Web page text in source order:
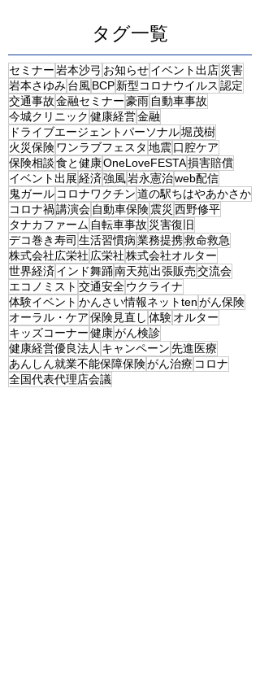
タグ一覧
セミナー岩本沙弓 お知らせイベント出店災害
岩本さゆみ台風BCP新型コロナウイルス 認定
交通事故金融セミナー豪雨 自動車事故
今城クリニック 健康経営金融
ドライブエージェントパーソナル堀茂樹
火災保険ワンラブフェスタ 地震口腔ケア
保険相談食と健康OneLoveFESTA損害賠償
イベント出展経済強風岩永憲治web配信
鬼ガール コロナワクチン道の駅ちはやあかさか
コロナ禍講演会 自動車保険震災 西野修平
タナカファーム 自転車事故 災害復旧
デコ巻き寿司 生活習慣病業務提携救命救急
株式会社広栄社 広栄社株式会社オルター
世界経済インド舞踊南天苑出張販売交流会
エコノミスト 交通安全ウクライナ
体験イベント かんさい情報ネットtenがん保険
オーラル・ケア保険見直し 体験オルター
キッズコーナー健康がん検診
健康経営優良法人 キャンペーン先進医療
あんしん就業不能保障保険がん治療 コロナ
全国代表代理店会議